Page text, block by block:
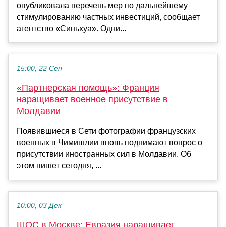
опубликовала перечень мер по дальнейшему
стимулированию частных инвестиций, сообщает
агентство «Синьхуа». Одни...
15:00, 22 Сен
«Партнерская помощь»: Франция
наращивает военное присутствие в
Молдавии
Появившиеся в Сети фотографии французских
военных в Чимишлии вновь поднимают вопрос о
присутствии иностранных сил в Молдавии. Об
этом пишет сегодня, ...
10:00, 03 Дек
ШОС в Москве: Евразия наращивает